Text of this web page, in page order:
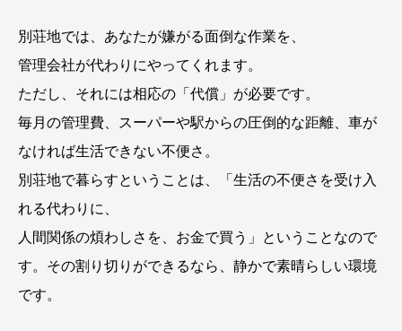
別荘地では、あなたが嫌がる面倒な作業を、
管理会社が代わりにやってくれます。
ただし、それには相応の「代償」が必要です。
毎月の管理費、スーパーや駅からの圧倒的な距離、車が
なければ生活できない不便さ。
別荘地で暮らすということは、「生活の不便さを受け入
れる代わりに、
人間関係の煩わしさを、お金で買う」ということなので
す。その割り切りができるなら、静かで素晴らしい環境
です。